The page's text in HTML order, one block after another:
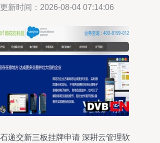
方案
更新时间：2026-08-04 07:14:06
递交新三板挂牌申请 深耕云管理软